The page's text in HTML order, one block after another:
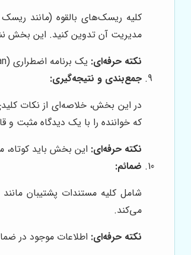
کلیه ریسک‌های بالقوه (مانند
مدیریت آن تدوین کنید. این بخش
نکته حرفه‌ای: یک برنامه اضطراری (Contingency Plan) برای رویدادهای غیرمنتظره داشته باشید.
جمع‌بندی و نتیجه‌گیری:
در این بخش، خلاصه‌ای از نکات
که خواننده را با یک دیدگاه مثبت و
نکته حرفه‌ای: این بخش باید کوتاه،
ضمائم:
شامل کلیه مستندات پشتیبان
می‌کند.
نکته حرفه‌ای: اطلاعات موجود در